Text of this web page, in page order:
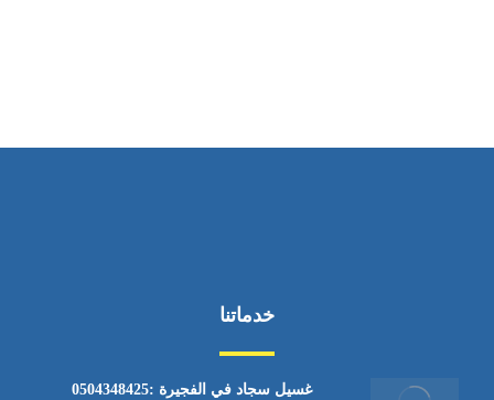
خدماتنا
غسيل سجاد في الفجيرة :0504348425